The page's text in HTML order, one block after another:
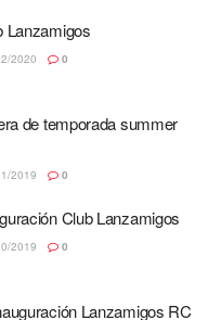
Lanzamigos
2020 0
de temporada summer
2019 0
Club Lanzamigos
2019 0
Lanzamigos RC